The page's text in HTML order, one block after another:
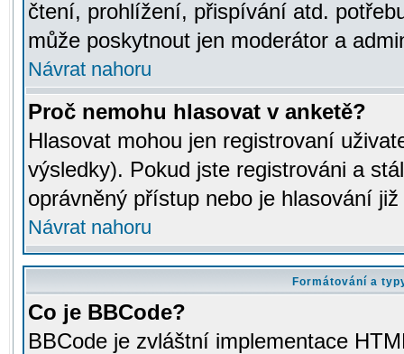
čtení, prohlížení, přispívání atd.
může poskytnout jen moderátor a
Návrat nahoru
Proč nemohu hlasovat v anketě?
Hlasovat mohou jen registrovaní
výsledky). Pokud jste registrováni a
oprávněný přístup nebo je hlasování
Návrat nahoru
Formátování a
Co je BBCode?
BBCode je zvláštní implementace